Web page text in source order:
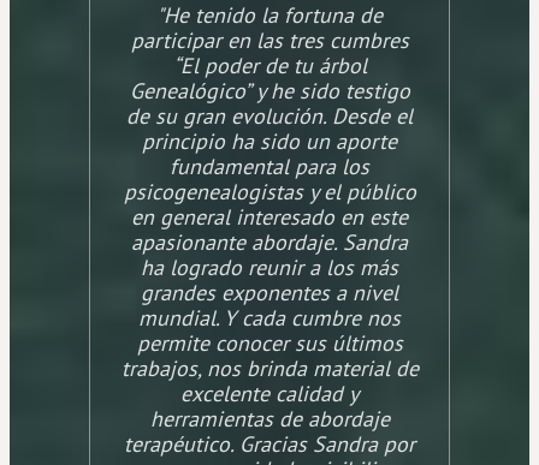
"He tenido la fortuna de
participar en las tres cumbres
“El poder de tu árbol
Genealógico” y he sido testigo
de su gran evolución. Desde el
principio ha sido un aporte
fundamental para los
psicogenealogistas y el público
en general interesado en este
apasionante abordaje. Sandra
ha logrado reunir a los más
grandes exponentes a nivel
mundial. Y cada cumbre nos
permite conocer sus últimos
trabajos, nos brinda material de
excelente calidad y
herramientas de abordaje
terapéutico. Gracias Sandra por